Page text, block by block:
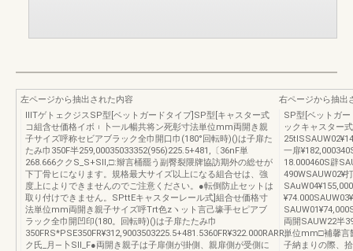
左ページから抽出された内容
ⅢTゲトェクジスSP型[ベットガードタイプ]SP型[キャスター式
コ組含せ価格イボ︲卜一ル暢共将ン死彰寸法単位mm両開き親
子サイズ呼称セビアブラック全巾開口巾(180°回転時)()は子扉た
たみ巾350F半259,00035033352(956)225.5+481,〔36nF単
268.666ククS_S+Sll,□:辮言桶罷う副臀裂隈牌協訪期外の総せが
下丁骨ヒになります。規格最大サイズ以上になる組合せは、強
度上によりできませんのでご注意ください。●転倒防止セットは
取り付けできません。SPttEキャスターレール式]組合せ価格寸
法単位mm両開き親子サイズ呼Trt色zヽット言己壕手セピアブ
ラック全巾開凹印(180。回転時)()は子扉たたみ巾
350FRS*PSE350FR¥312,9003503225.5+481.5360FR¥322.000RARR,
ク氏_月―卜Sll_F●両開き親子は子扉側が掛側、親扉側が受側に
右ページから抽出
SP型[ベットガ
ックキャスター
一扉
18.000460S辟
490WSAUW02¥
両開SAUW22半
単位mm□補馨言
子納まりの際、